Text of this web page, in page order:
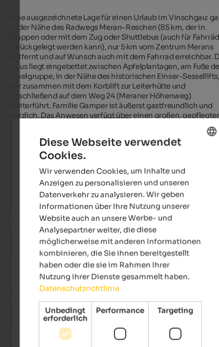
Eine ausgezeichnete Lage für einen Urlaub im Vinschgau:
in der Nähe des Radwegs Meran-Reschen (85 km, der in
Etappen oder mit dem Zug oder Shuttlebus (auch für
zurückgelegt werden kann), nur 5 km vom Zentrum Merans
entfernt und auf Wunsch auch mit dem Fahrrad erreichbar.
Haus liegt eingebettet zwischen Apfelplantagen, am Fuße
Texelgruppe, in der Nähe des historischen Einser-
der zusammen mit dem Korblift zur Leiterhütte und
anschließend auf dem Weg 24 (Meraner Höhenweg)
weiterführt. Familie Gamper ist äußerst gastfreundlich und
herzlich. Das Anwesen verfügt über einen großen,
Garten mit Rasenflächen, Tischen, Liegen und Bänken
Spielplätzen. Vor allem der von Grün umgebene
ist nach einem Tag voller Radtouren oder Wanderungen
willkommene Abwechslung. Das Frühstücksbuffet bietet
eigenem Anbau. Es gibt eine Garage für Fahrräder und
Parkplätze für Autos. Ausgezeichnet! Für Mahlzeiten können
Forst-Restaurants innerhalb von 5 Minuten eine
Lösung sein.
Wolfgang- September 2024
gereist als junges Paar
Bewertung aus Google
AUSGEZEICHNET
4,8 von 5 Sternen
GERMAN
Diese Webseite verwendet
Cookies.
Wir verwenden Cookies, um Inhalte und
Anzeigen zu personalisieren und unseren
Datenverkehr zu analysieren. Wir geben
Informationen über Ihre Nutzung unserer
Website auch an unsere Werbe- und
Analysepartner weiter, die diese
möglicherweise mit anderen Informationen
kombinieren, die Sie ihnen bereitgestellt
haben oder die sie im Rahmen Ihrer
Nutzung ihrer Dienste gesammelt haben.
Datenschutzrichtlinie
Unbedingt
erforderlich
Performance Targeting